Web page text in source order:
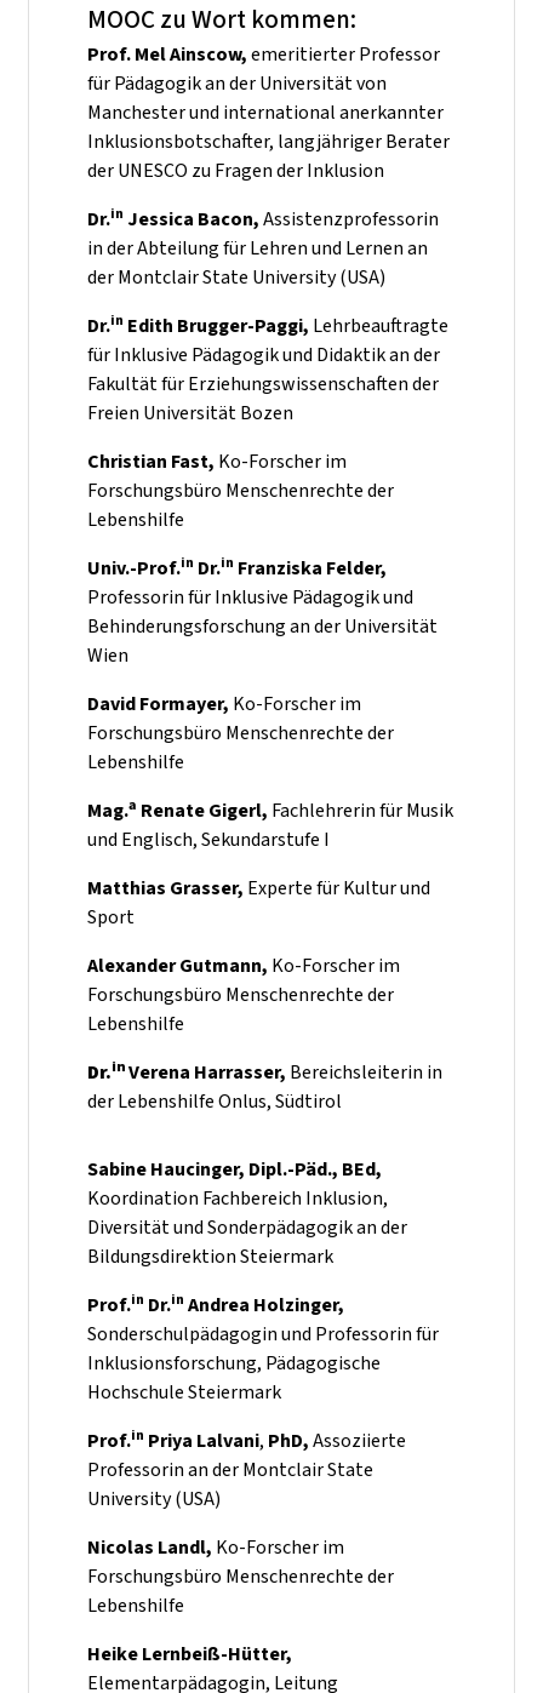
MOOC zu Wort kommen:
Prof. Mel Ainscow,emeritierter Professor
für Pädagogik an der Universität von
Manchester und international anerkannter
Inklusionsbotschafter, langjähriger Berater
der UNESCO zu Fragen der Inklusion
Dr.in Jessica Bacon,Assistenzprofessorin
in der Abteilung für Lehren und Lernen an
der Montclair State University (USA)
Dr.in Edith Brugger-Paggi, Lehrbeauftragte
für Inklusive Pädagogik und Didaktik an der
Fakultät für Erziehungswissenschaften der
Freien Universität Bozen
Christian Fast, Ko-Forscher im
Forschungsbüro Menschenrechte der
Lebenshilfe
Univ.-Prof.in Dr.in Franziska Felder,
Professorin für Inklusive Pädagogik und
Behinderungsforschung an der Universität
Wien
David Formayer, Ko-Forscher im
Forschungsbüro Menschenrechte der
Lebenshilfe
Mag.a Renate Gigerl, Fachlehrerin für Musik
und Englisch, Sekundarstufe I
Matthias Grasser, Experte für Kultur und
Sport
Alexander Gutmann, Ko-Forscher im
Forschungsbüro Menschenrechte der
Lebenshilfe
Dr.inVerena Harrasser, Bereichsleiterin in
der Lebenshilfe Onlus, Südtirol
Sabine Haucinger, Dipl.-Päd., BEd,
Koordination Fachbereich Inklusion,
Diversität und Sonderpädagogik an der
Bildungsdirektion Steiermark
Prof.in Dr.in Andrea Holzinger,
Sonderschulpädagogin und Professorin für
Inklusionsforschung, Pädagogische
Hochschule Steiermark
Prof.in Priya Lalvani, PhD,Assoziierte
Professorin an der Montclair State
University (USA)
Nicolas Landl, Ko-Forscher im
Forschungsbüro Menschenrechte der
Lebenshilfe
Heike Lernbeiß-Hütter,
Elementarpädagogin, Leitung